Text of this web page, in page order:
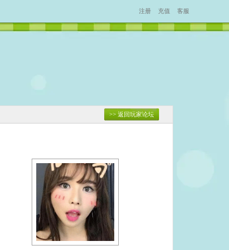
注册 充值 客服
>> 返回玩家论坛